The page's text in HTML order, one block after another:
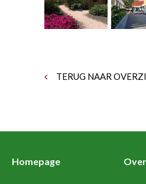
TERUG NAAR
Homepage